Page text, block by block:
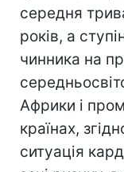
середня
років, а
чинника на
Африки і
країнах,
ситуація